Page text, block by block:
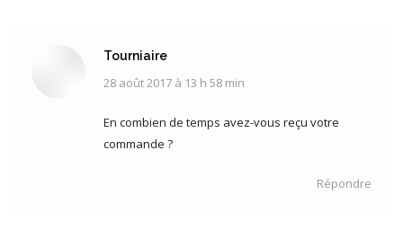
Tourniaire
dit
28 août 2017 à 13 h 58 min
En combien de temps avez-vous reçu votre
commande ?
Répondre